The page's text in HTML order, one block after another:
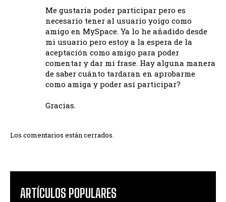
Me gustaría poder participar pero es
necesario tener al usuario yoigo como
amigo en MySpace. Ya lo he añadido desde
mi usuario pero estoy a la espera de la
aceptación como amigo para poder
comentar y dar mi frase. Hay alguna manera
de saber cuánto tardaran en aprobarme
como amiga y poder así participar?
Gracias.
Los comentarios están cerrados.
ARTÍCULOS POPULARES